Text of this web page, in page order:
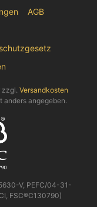
AGB
zzgl. Versandkosten
anders angegeben.
V, PEFC/04-31-
FSC®C130790)